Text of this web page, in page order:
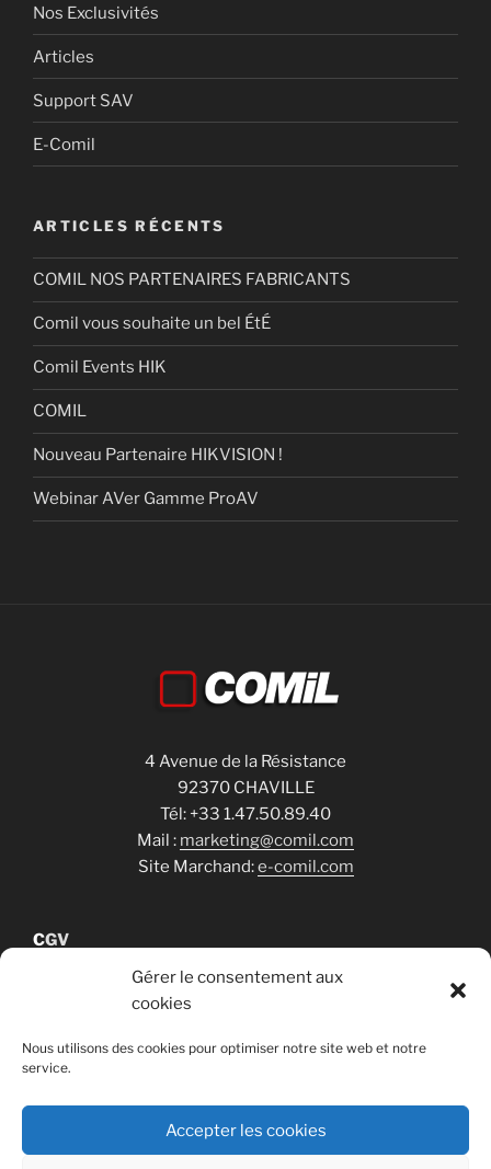
Gérer le consentement aux
cookies
Nous utilisons des cookies pour optimiser notre site web et notre
service.
Accepter les cookies
Nos Exclusivités
Articles
Support SAV
E-Comil
ARTICLES RÉCENTS
COMIL NOS PARTENAIRES FABRICANTS
Comil vous souhaite un bel ÉtÉ
Comil Events HIK
COMIL
Nouveau Partenaire HIKVISION !
Webinar AVer Gamme ProAV
4 Avenue de la Résistance
92370 CHAVILLE
Tél: +33 1.47.50.89.40
Mail : marketing@comil.com
Site Marchand:e-comil.com
CGV
RGPD